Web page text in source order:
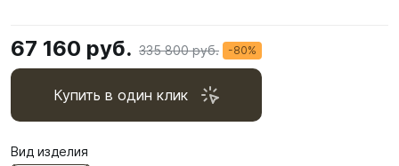
67 160 руб. 335 800 руб. -80%
Купить в один клик
Вид изделия